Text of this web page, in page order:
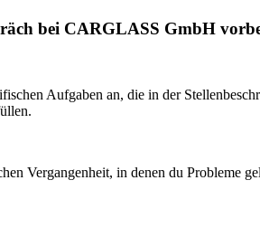
bei CARGLASS GmbH
Aufgaben an, die in der
Vergangenheit, in denen du Probleme